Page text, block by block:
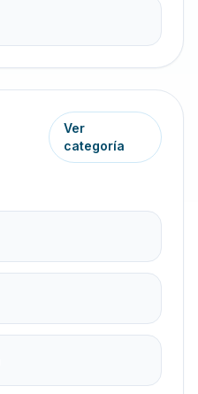
Ver
categoría